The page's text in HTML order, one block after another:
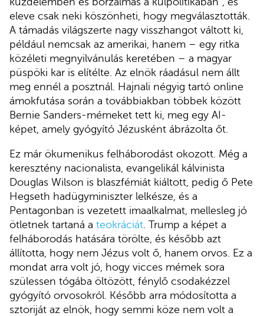
eleve csak neki köszönheti, hogy megválasztották.
A támadás világszerte nagy visszhangot váltott ki,
például nemcsak az amerikai, hanem – egy ritka
közéleti megnyilvánulás keretében – a magyar
püspöki kar is elítélte. Az elnök ráadásul nem állt
meg ennél a posztnál. Hajnali négyig tartó online
ámokfutása során a továbbiakban többek között
Bernie Sanders-mémeket tett ki, meg egy AI-
képet, amely gyógyító Jézusként ábrázolta őt.
Ez már ökumenikus felháborodást okozott. Még a
keresztény nacionalista, evangelikál kálvinista
Douglas Wilson is blaszfémiát kiáltott, pedig ő Pete
Hegseth hadügyminiszter lelkésze, és a
Pentagonban is vezetett imaalkalmat, mellesleg jó
ötletnek tartaná a teokráciát . Trump a képet a
felháborodás hatására törölte, és később azt
állította, hogy nem Jézus volt ő, hanem orvos. Ez a
mondat arra volt jó, hogy vicces mémek sora
szülessen tógába öltözött, fénylő csodakézzel
gyógyító orvosokról. Később arra módosította a
sztoriját az elnök, hogy semmi köze nem volt a